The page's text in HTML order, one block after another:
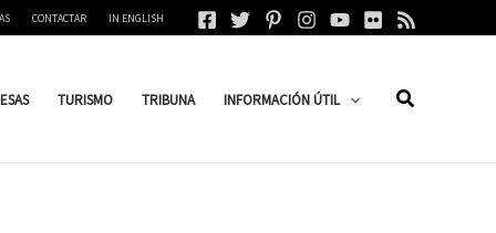
CONTACTAR IN ENGLISH
TURISMO TRIBUNA INFORMACIÓN ÚTIL